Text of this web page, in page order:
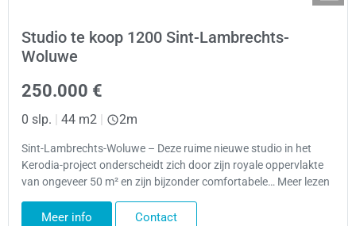
Studio te koop 1200 Sint-Lambrechts-
Woluwe
250.000 €
0 slp. | 44 m2 | 2m
Sint-Lambrechts-Woluwe – Deze ruime nieuwe studio in het
Kerodia-project onderscheidt zich door zijn royale oppervlakte
van ongeveer 50 m² en zijn bijzonder comfortabele… Meer lezen
Meer info Contact